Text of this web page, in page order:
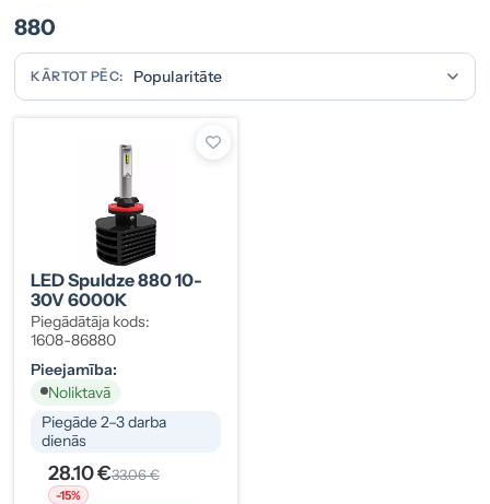
880
KĀRTOT PĒC:
LED Spuldze 880 10-
30V 6000K
Piegādātāja kods:
1608-86880
Pieejamība:
Noliktavā
Piegāde 2–3 darba
dienās
28.10 €33.06 €
-15%